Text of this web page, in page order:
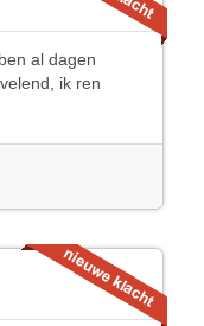
al dagen
ik ren